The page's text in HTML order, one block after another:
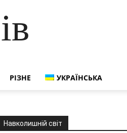
РІЗНЕ УКРАЇНСЬКА
Навколишній світ